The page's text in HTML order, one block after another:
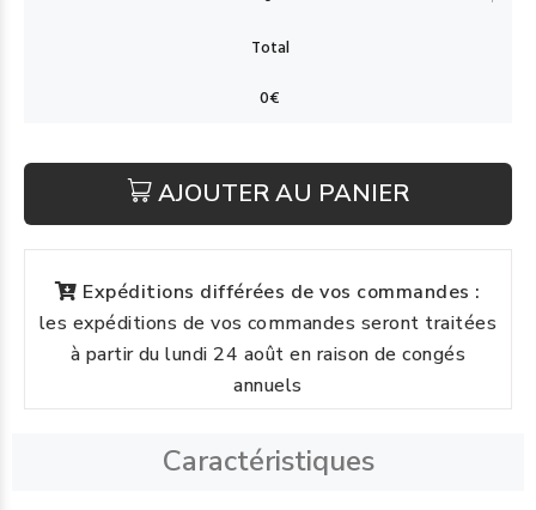
AJOUTER AU PANIER
Expéditions différées de vos commandes :
les expéditions de vos commandes seront traitées
à partir du lundi 24 août en raison de congés
annuels
Caractéristiques